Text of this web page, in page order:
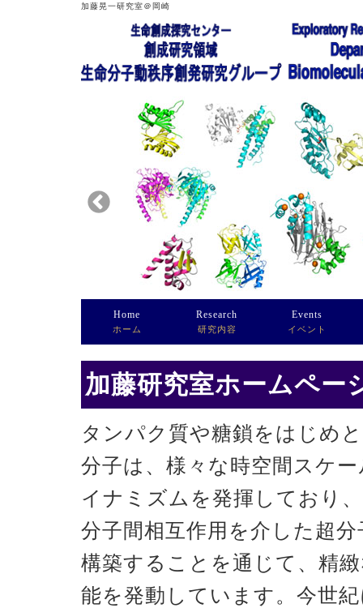
加藤晃一研究室＠岡崎
Home
ホーム
Research
研究内容
Events
イベント
加藤研究室ホームペー
タンパク質や糖鎖をはじめ
分子は、様々な時空間スケ
イナミズムを発揮しており
分子間相互作用を介した超
構築することを通じて、精
能を発動しています。今世